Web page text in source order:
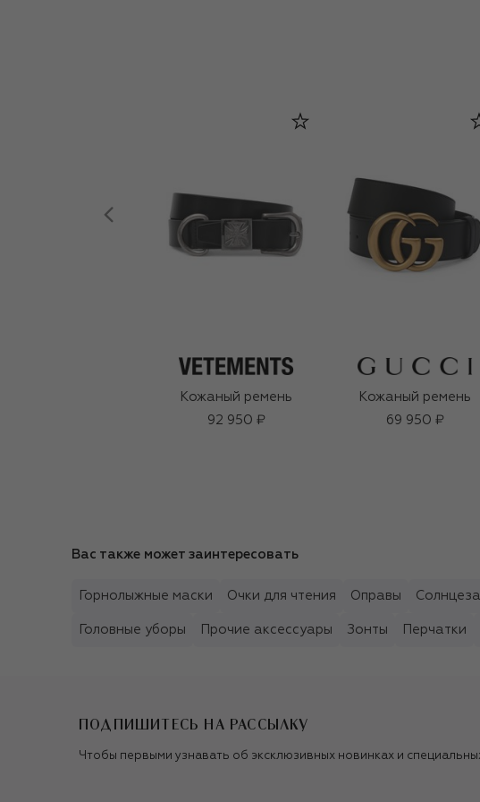
Кожаный ремень
92 950 ₽
Кожаный ремень
69 950 ₽
Вас также может заинтересовать
Горнолыжные маски Очки для чтения Оправы
Головные уборы Прочие аксессуары Зонты Перчатки
ПОДПИШИТЕСЬ НА РАССЫЛКУ
Чтобы первыми узнавать об эксклюзивных новинках и